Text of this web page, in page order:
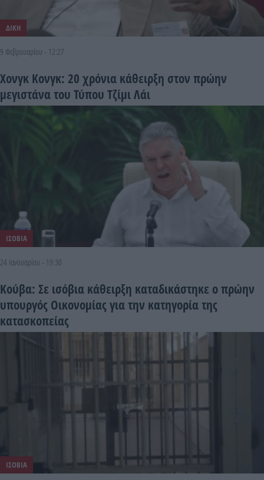
ΔΙΚΗ
9 Φεβρουαρίου - 12:27
Χονγκ Κονγκ: 20 χρόνια κάθειρξη στον πρώην
μεγιστάνα του Τύπου Τζίμι Λάι
ΙΣΟΒΙΑ
24 Ιανουαρίου - 19:30
Κούβα: Σε ισόβια κάθειρξη καταδικάστηκε ο πρώην
υπουργός Οικονομίας για την κατηγορία της
κατασκοπείας
ΙΣΟΒΙΑ